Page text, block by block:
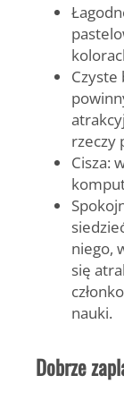
Czyste
rzeczy
Cisza:
niego,
się
nauki.
Dobrze